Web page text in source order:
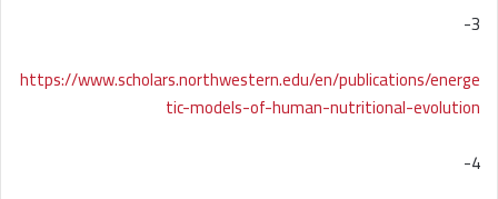
3-
https://www.scholars.northwestern.edu/en/publications/energe
tic-models-of-human-nutritional-evolution
4-